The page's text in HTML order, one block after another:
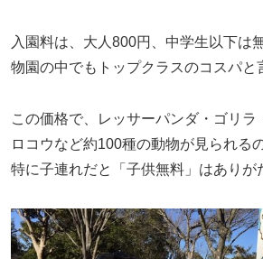
入園料は、大人800円、中学生以下は
物園の中でもトップクラスのコスパと
この価格で、レッサーパンダ・ゴリラ
ロコウなど約100種の動物が見られる
特に子連れだと「子供無料」はありが